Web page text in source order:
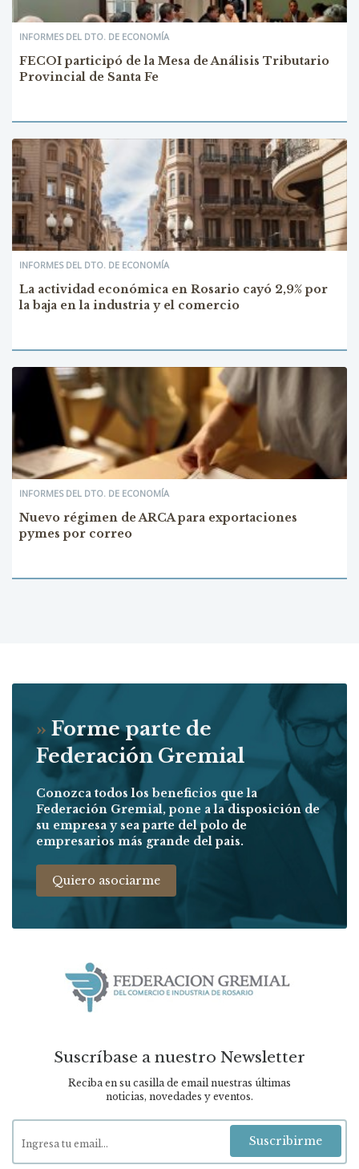
INFORMES DEL DTO. DE ECONOMÍA
FECOI participó de la Mesa de Análisis Tributario
Provincial de Santa Fe
INFORMES DEL DTO. DE ECONOMÍA
La actividad económica en Rosario cayó 2,9% por
la baja en la industria y el comercio
INFORMES DEL DTO. DE ECONOMÍA
Nuevo régimen de ARCA para exportaciones
pymes por correo
» Forme parte de
Federación Gremial
Conozca todos los beneficios que la
Federación Gremial, pone a la disposición de
su empresa y sea parte del polo de
empresarios más grande del pais.
Quiero asociarme
Suscríbase a nuestro Newsletter
Reciba en su casilla de email nuestras últimas
noticias, novedades y eventos.
Suscribirme